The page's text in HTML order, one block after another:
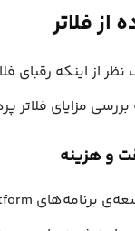
از فلاتر
از اینکه رقبای
مزایای فلاتر
و هزینه